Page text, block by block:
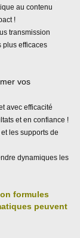
au contenu
!
transmission
plus efficaces
vos
avec efficacité
et en confiance !
les supports de
dynamiques les
formules
peuvent